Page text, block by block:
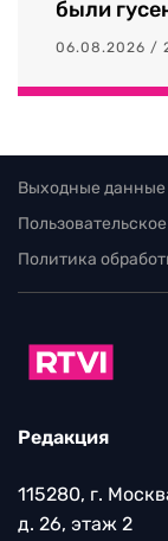
были
06.08.2026 /
Выходные данные
Политика
Редакция
115280, г.
д. 26, этаж 2